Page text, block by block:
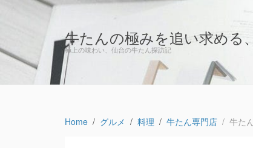
牛たんの極みを追い求める
極上の味わい、仙台の牛たん探訪記
Home グルメ 料理 牛たん専門店 牛た